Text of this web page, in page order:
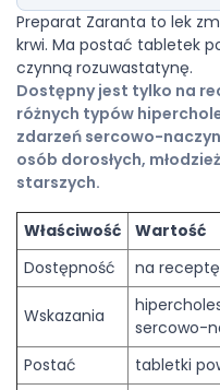
Preparat Zaranta to lek
krwi. Ma postać tabletek
czynną rozuwastatynę.
Dostępny jest tylko na
różnych typów
zdarzeń sercowo-
osób dorosłych,
starszych.
Właściwość
Wartość
Dostępność
na receptę
Wskazania
sercowo-
Postać
tabletki